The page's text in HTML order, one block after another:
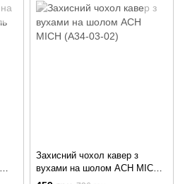
Захисний чохол кавер з
вухами на шолом ACH MICH
(А34-03-02)